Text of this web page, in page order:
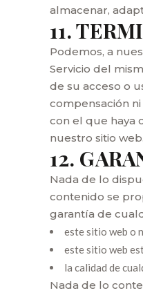
almacenar,
11.
Podemos, a
Servicio del
de su acceso o
compensación
con el que haya
nuestro sitio web.
12.
Nada de lo
contenido se
garantía de
este sitio web o
este sitio web
la calidad de
Nada de lo